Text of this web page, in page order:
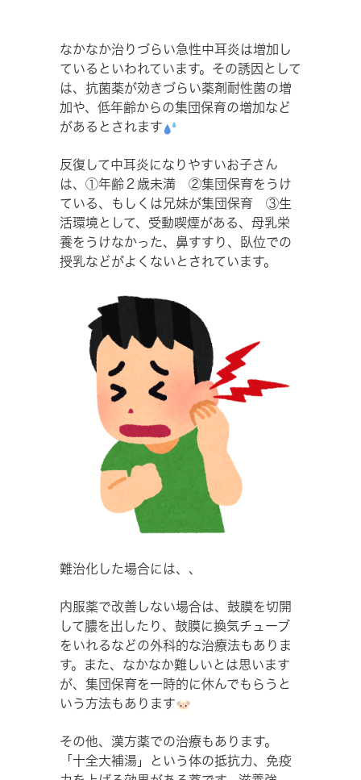
なかなか治りづらい急性中耳炎は増加し
ているといわれています。その誘因として
は、抗菌薬が効きづらい薬剤耐性菌の増
加や、低年齢からの集団保育の増加など
があるとされます
反復して中耳炎になりやすいお子さん
は、①年齢２歳未満 ②集団保育をうけ
ている、もしくは兄妹が集団保育 ③生
活環境として、受動喫煙がある、母乳栄
養をうけなかった、鼻すすり、臥位での
授乳などがよくないとされています。
難治化した場合には、、
内服薬で改善しない場合は、鼓膜を切開
して膿を出したり、鼓膜に換気チューブ
をいれるなどの外科的な治療法もありま
す。また、なかなか難しいとは思います
が、集団保育を一時的に休んでもらうと
いう方法もあります
その他、漢方薬での治療もあります。
「十全大補湯」という体の抵抗力、免疫